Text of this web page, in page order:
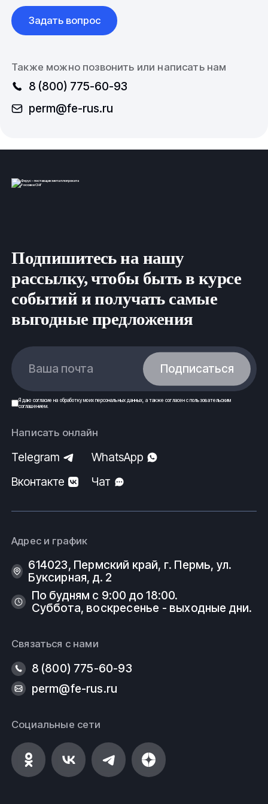
Задать вопрос
Также можно позвонить или написать нам
8 (800) 775-60-93
perm@fe-rus.ru
Подпишитесь на нашу
рассылку, чтобы быть в курсе
событий и получать самые
выгодные предложения
Ваша почта Подписаться
Я даю согласие на обработку моих персональных данных, а также согласен спользовательским
соглашением.
Написать онлайн
Telegram
WhatsApp
Вконтакте
Чат
Адрес и график
614023, Пермский край, г. Пермь, ул.
Буксирная, д. 2
По будням с 9:00 до 18:00.
Суббота, воскресенье - выходные дни.
Связаться с нами
8 (800) 775-60-93
perm@fe-rus.ru
Социальные сети